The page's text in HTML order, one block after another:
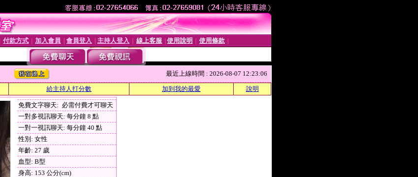
付款方式 加入會員 會員登入 主持人登入 線上客服 使用說明 使用條款
最近上線時間 : 2026-08-07 12:23:06
給主持人打分數 加到我的最愛 說明
免費文字聊天: 必需付費才可聊天
一對多視訊聊天: 每分鐘 8 點
一對一視訊聊天: 每分鐘 40 點
性別: 女性
年齡: 27 歲
血型: B型
身高: 153 公分(cm)